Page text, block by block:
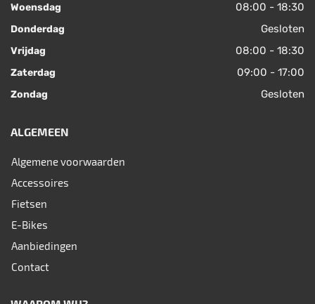
Woensdag 08:00 - 18:30
Donderdag Gesloten
Vrijdag 08:00 - 18:30
Zaterdag 09:00 - 17:00
Zondag Gesloten
ALGEMEEN
Algemene voorwaarden
Accessoires
Fietsen
E-Bikes
Aanbiedingen
Contact